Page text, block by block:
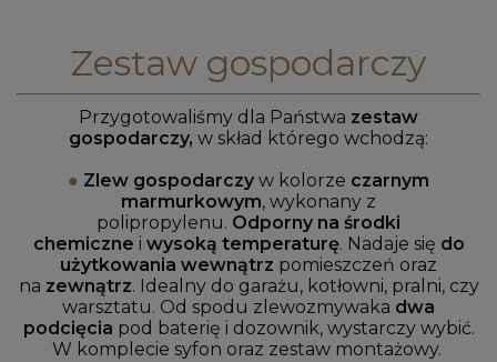
Zestaw gospodarczy
Przygotowaliśmy dla Państwa zestaw
gospodarczy, w skład którego wchodzą:
● Zlew gospodarczy w kolorze czarnym
marmurkowym, wykonany z
polipropylenu. Odporny na środki
chemiczne i wysoką temperaturę. Nadaje się do
użytkowania wewnątrz pomieszczeń oraz
na zewnątrz. Idealny do garażu, kotłowni, pralni, czy
warsztatu. Od spodu zlewozmywaka dwa
podcięcia pod baterię i dozownik, wystarczy wybić.
W komplecie syfon oraz zestaw montażowy.